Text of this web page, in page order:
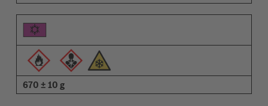
670 ± 10 g